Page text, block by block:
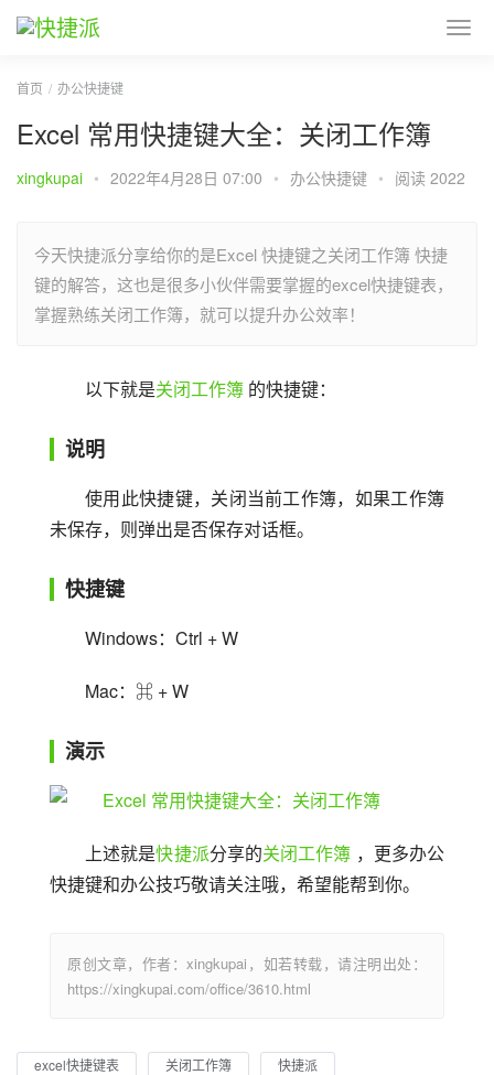
首页 办公快捷键
Excel 常用快捷键大全：关闭工作簿
xingkupai • 2022年4月28日 07:00 • 办公快捷键 • 阅读 2022
今天快捷派分享给你的是Excel 快捷键之关闭工作簿 快捷
键的解答，这也是很多小伙伴需要掌握的excel快捷键表，
掌握熟练关闭工作簿，就可以提升办公效率！
以下就是关闭工作簿 的快捷键：
说明
使用此快捷键，关闭当前工作簿，如果工作簿
未保存，则弹出是否保存对话框。
快捷键
Windows：Ctrl + W
Mac：⌘ + W
演示
上述就是快捷派分享的关闭工作簿 ，更多办公
快捷键和办公技巧敬请关注哦，希望能帮到你。
原创文章，作者：xingkupai，如若转载，请注明出处：
https://xingkupai.com/office/3610.html
excel快捷键表 关闭工作簿 快捷派